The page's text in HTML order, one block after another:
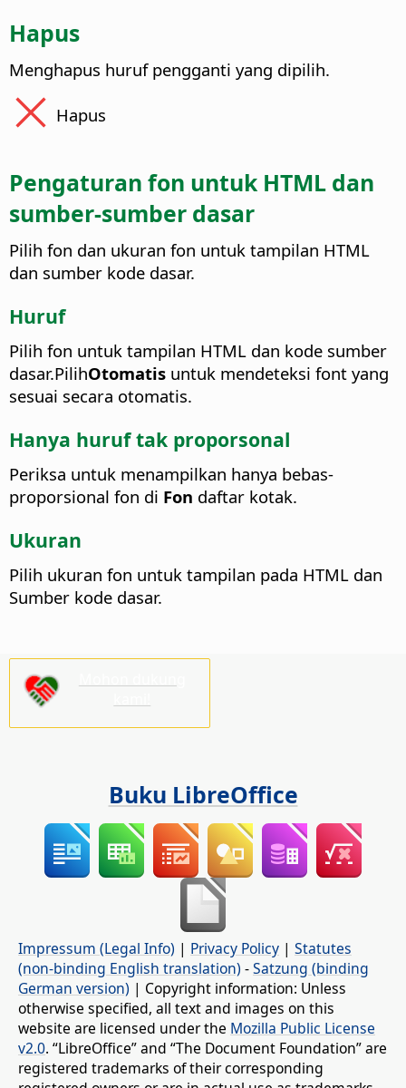
Hapus
Menghapus huruf pengganti yang dipilih.
Hapus
Pengaturan fon untuk HTML dan
sumber-sumber dasar
Pilih fon dan ukuran fon untuk tampilan HTML
dan sumber kode dasar.
Huruf
Pilih fon untuk tampilan HTML dan kode sumber
dasar.PilihOtomatis untuk mendeteksi font yang
sesuai secara otomatis.
Hanya huruf tak proporsonal
Periksa untuk menampilkan hanya bebas-
proporsional fon di Fon daftar kotak.
Ukuran
Pilih ukuran fon untuk tampilan pada HTML dan
Sumber kode dasar.
Buku LibreOffice
Impressum (Legal Info) | Privacy Policy | Statutes
(non-binding English translation) -Satzung (binding
German version) | Copyright information: Unless
otherwise specified, all text and images on this
website are licensed under the Mozilla Public License
v2.0. “LibreOffice” and “The Document Foundation” are
registered trademarks of their corresponding